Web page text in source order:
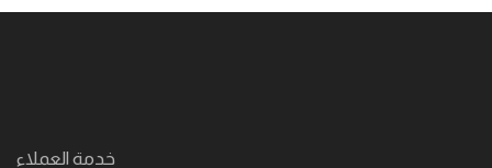
خدمة العملاء